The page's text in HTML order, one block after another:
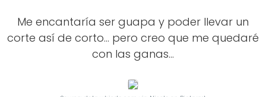
Me encantaría ser guapa y poder llevar un
corte así de corto... pero creo que me quedaré
con las ganas...